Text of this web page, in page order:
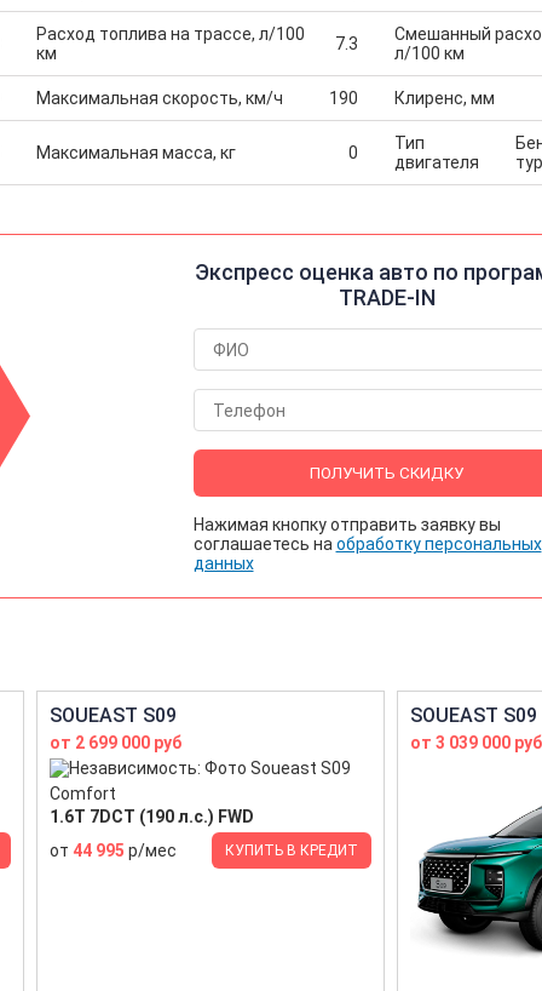
Расход топлива на трассе, л/100
км
7.3
Смешанный
л/100 км
Максимальная скорость, км/ч 190 Клиренс, мм
Максимальная масса, кг 0
Тип
двигателя
Экспресс оценка авто по
TRADE-IN
ПОЛУЧИТЬ СКИДКУ
Нажимая кнопку отправить заявку вы
соглашаетесь на обработку персональных
данных
SOUEAST S09
от 2 699 000 руб
Comfort
1.6T 7DCT (190 л.с.) FWD
от 44 995 р/мес КУПИТЬ В КРЕДИТ
SOUEAST S09
от 3 039 000 руб